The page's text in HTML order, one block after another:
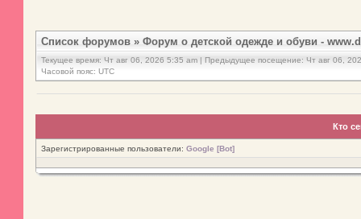
Список форумов » Форум о детской одежде и обуви -
Текущее время: Чт авг 06, 2026 5:35 am | Предыдущее посещение: Чт авг 06,
Часовой пояс: UTC
Кто
Зарегистрированные пользователи: Google [Bot]